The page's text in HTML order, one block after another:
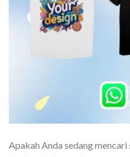
Apakah Anda sedang mencari